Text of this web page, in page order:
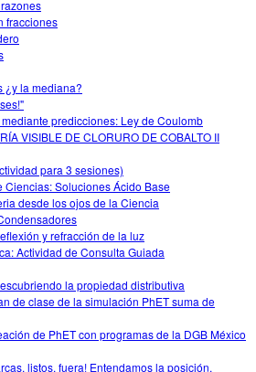
fracciones
¿y la mediana?
predicciones: Ley de Coulomb
VISIBLE DE CLORURO DE COBALTO II
para 3 sesiones)
Ciencias: Soluciones Ácido Base
desde los ojos de la Ciencia
y refracción de la luz
Actividad de Consulta Guiada
la propiedad distributiva
de clase de la simulación PhET suma de
de PhET con programas de la DGB México
listos, fuera! Entendamos la posición,